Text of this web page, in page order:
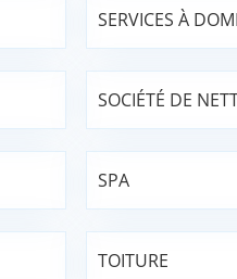
SERVICES À
SOCIÉTÉ DE
SPA
TOITURE